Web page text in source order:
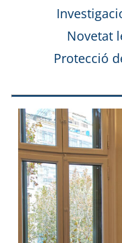
Novetat
Protecció